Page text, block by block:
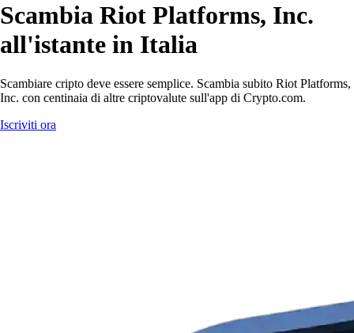
Scambia Riot Platforms, Inc.
all'istante in Italia
Scambiare cripto deve essere semplice. Scambia subito Riot Platforms,
Inc. con centinaia di altre criptovalute sull'app di Crypto.com.
Iscriviti ora